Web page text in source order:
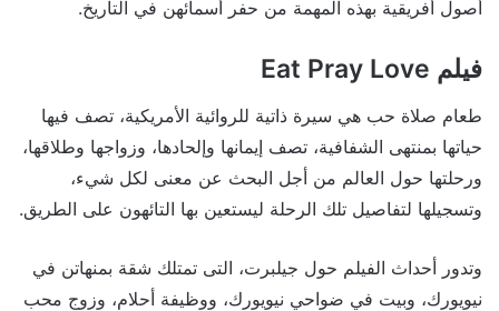
أصول أفريقية بهذه المهمة من حفر أسمائهن في التاريخ.
فيلم Eat Pray Love
طعام صلاة حب هي سيرة ذاتية للروائية الأمريكية، تصف فيها
حياتها بمنتهى الشفافية، تصف إيمانها وإلحادها، وزواجها وطلاقها،
ورحلتها حول العالم من أجل البحث عن معنى لكل شيء،
وتسجيلها لتفاصيل تلك الرحلة ليستعين بها التائهون على الطريق.
وتدور أحداث الفيلم حول جيلبرت، التى تمتلك شقة بمنهاتن في
نيويورك، وبيت في ضواحي نيويورك، ووظيفة أحلام، وزوج محب